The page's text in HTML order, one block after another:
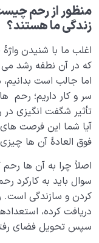
قضا و قدر و اختیار
ابتلاء و امتحان در زندگی
آیا پرهیزکاری به
دارد؟
راه های کسب تقوا
هایی لازم است؟
اهمیت تقوا در
می‌کند؟
سنت ابتلا یعنی
منظور از حجاب
ببینیم؟
منظور از رحم
زندگی ما هستند؟
اغلب ما با شنیدن
که در آن نطفه رشد
اما جالب است
سر و کار داریم؛ رحم
تأثیر شگفت انگیزی
آیا شما این فرصت های
فوق العادۀ آن ها
اصلاً چرا به آن ها
سوال باید به کارکرد
کردن و سازندگی است.
دریافت کرده،
سپس تحویل فضای